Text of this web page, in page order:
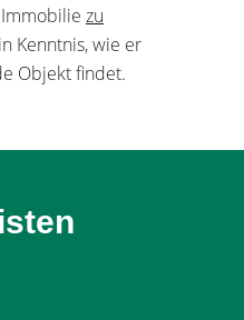
zu
Kenntnis, wie er
Objekt findet.